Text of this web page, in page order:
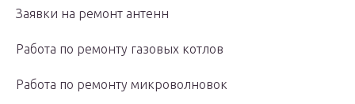
Заявки на ремонт антенн
Работа по ремонту газовых котлов
Работа по ремонту микроволновок